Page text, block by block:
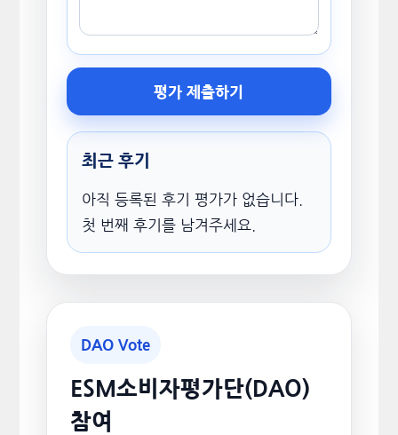
평가 제출하기
최근 후기
아직 등록된 후기 평가가 없습니다.
첫 번째 후기를 남겨주세요.
DAO Vote
ESM소비자평가단(DAO)
참여